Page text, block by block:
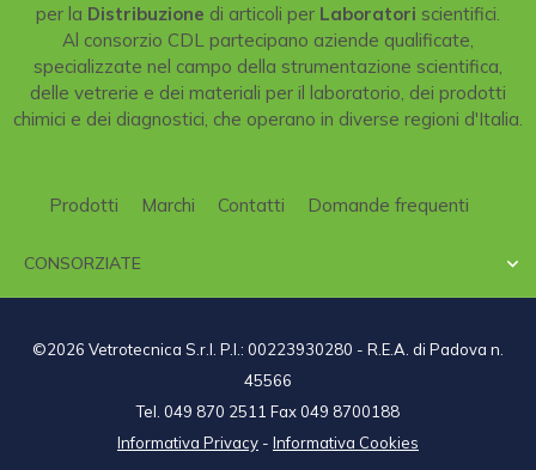
per la Distribuzione di articoli per Laboratori scientifici.
Al consorzio CDL partecipano aziende qualificate,
specializzate nel campo della strumentazione scientifica,
delle vetrerie e dei materiali per il laboratorio, dei prodotti
chimici e dei diagnostici, che operano in diverse regioni d'Italia.
Prodotti Marchi Contatti Domande frequenti
CONSORZIATE 
©2026 Vetrotecnica S.r.l. P.I.: 00223930280 - R.E.A. di Padova n.
45566
Tel. 049 870 2511 Fax 049 8700188
Informativa Privacy - Informativa Cookies